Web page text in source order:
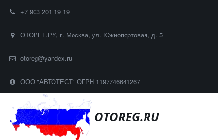
+7 903 201 19 19
ОТОРЕГ.РУ, г. Москва, ул. Южнопортовая, д. 5
otoreg@yandex.ru
ООО "АВТОТЕСТ" ОГРН 1197746641267
OTOREG.RU